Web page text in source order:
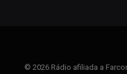
© 2026 Rádio afiliada a